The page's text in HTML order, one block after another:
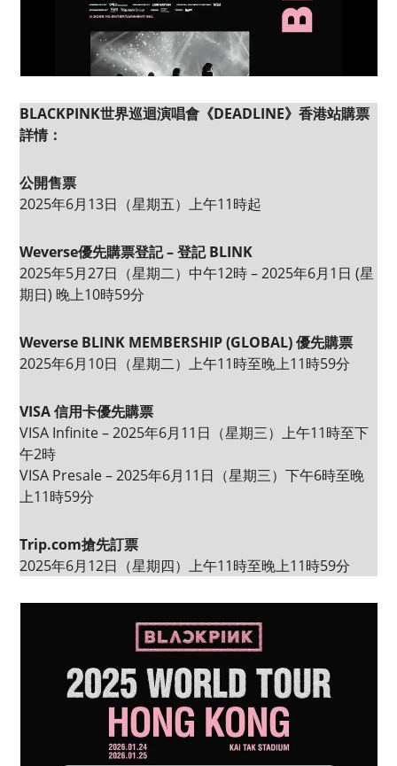
BLACKPINK世界巡迴演唱會《DEADLINE》香港站購票
詳情：
公開售票
2025年6月13日（星期五）上午11時起
Weverse優先購票登記 – 登記 BLINK
2025年5月27日（星期二）中午12時 – 2025年6月1日 (星
期日) 晚上10時59分
Weverse BLINK MEMBERSHIP (GLOBAL) 優先購票
2025年6月10日（星期二）上午11時至晚上11時59分
VISA 信用卡優先購票
VISA Infinite – 2025年6月11日（星期三）上午11時至下
午2時
VISA Presale – 2025年6月11日（星期三）下午6時至晚
上11時59分
Trip.com搶先訂票
2025年6月12日（星期四）上午11時至晚上11時59分